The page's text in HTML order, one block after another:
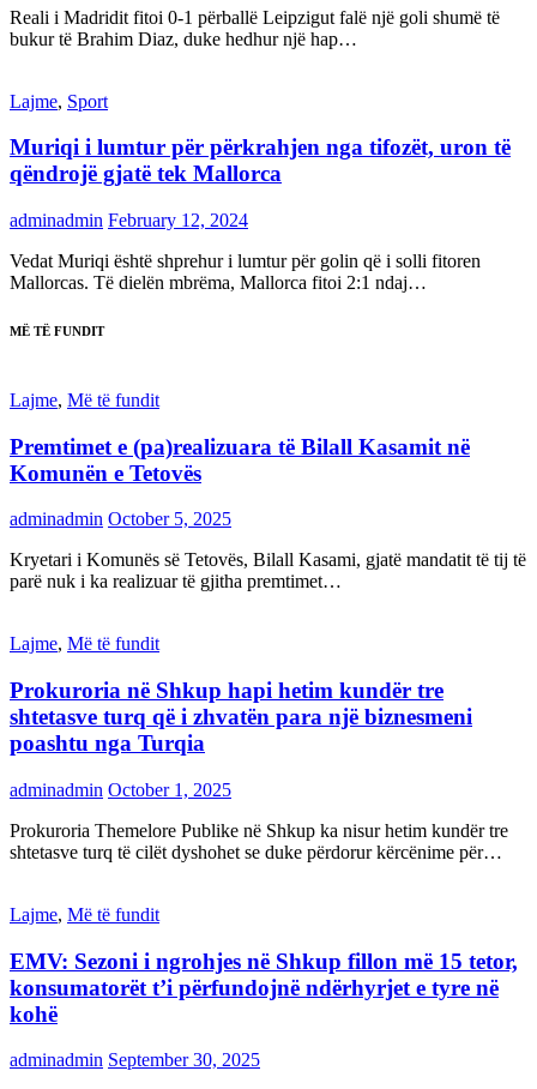
Reali i Madridit fitoi 0-1 përballë Leipzigut falë një goli shumë të
bukur të Brahim Diaz, duke hedhur një hap…
Lajme, Sport
Muriqi i lumtur për përkrahjen nga tifozët, uron të
qëndrojë gjatë tek Mallorca
adminadmin February 12, 2024
Vedat Muriqi është shprehur i lumtur për golin që i solli fitoren
Mallorcas. Të dielën mbrëma, Mallorca fitoi 2:1 ndaj…
MË TË FUNDIT
Lajme, Më të fundit
Premtimet e (pa)realizuara të Bilall Kasamit në
Komunën e Tetovës
adminadmin October 5, 2025
Kryetari i Komunës së Tetovës, Bilall Kasami, gjatë mandatit të tij të
parë nuk i ka realizuar të gjitha premtimet…
Lajme, Më të fundit
Prokuroria në Shkup hapi hetim kundër tre
shtetasve turq që i zhvatën para një biznesmeni
poashtu nga Turqia
adminadmin October 1, 2025
Prokuroria Themelore Publike në Shkup ka nisur hetim kundër tre
shtetasve turq të cilët dyshohet se duke përdorur kërcënime për…
Lajme, Më të fundit
EMV: Sezoni i ngrohjes në Shkup fillon më 15 tetor,
konsumatorët t’i përfundojnë ndërhyrjet e tyre në
kohë
adminadmin September 30, 2025